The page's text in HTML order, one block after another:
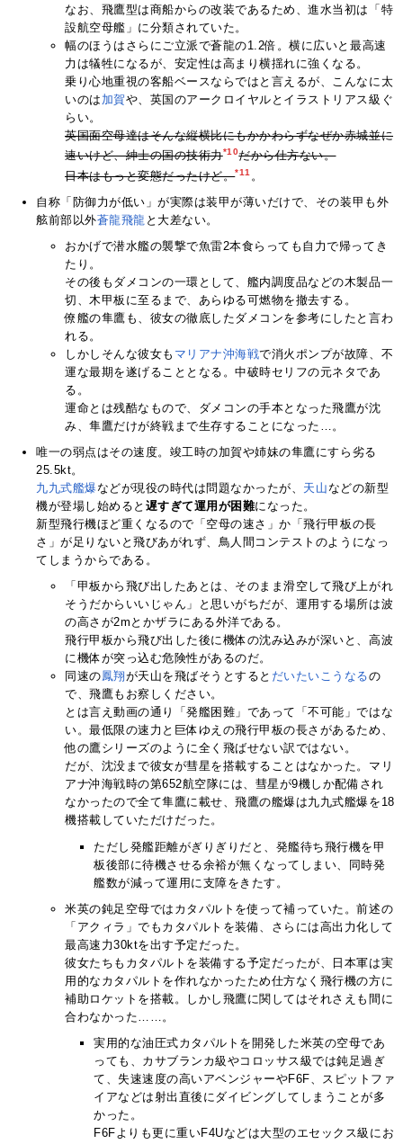
なお、飛鷹型は商船からの改装であるため、進水当初は「特
設航空母艦」に分類されていた。
幅のほうはさらにご立派で蒼龍の1.2倍。横に広いと最高速
力は犠牲になるが、安定性は高まり横揺れに強くなる。
乗り心地重視の客船ベースならではと言えるが、こんなに太
いのは 加賀や、英国のアークロイヤルとイラストリアス級ぐ
らい。
英国面空母達はそんな縦横比にもかかわらずなぜか赤城並に
速いけど、紳士の国の技術力*10だから仕方ない。
日本はもっと変態だったけど。*11 。
自称「防御力が低い」が実際は装甲が薄いだけで、その装甲も外
舷前部以外蒼龍飛龍 と大差ない。
おかげで潜水艦の襲撃で魚雷2本食らっても自力で帰ってき
たり。
その後もダメコンの一環として、艦内調度品などの木製品一
切、木甲板に至るまで、あらゆる可燃物を撤去する。
僚艦の隼鷹も、彼女の徹底したダメコンを参考にしたと言わ
れる。
しかしそんな彼女も マリアナ沖海戦で消火ポンプが故障、不
運な最期を遂げることとなる。中破時セリフの元ネタであ
る。
運命とは残酷なもので、ダメコンの手本となった飛鷹が沈
み、隼鷹だけが終戦まで生存することになった…。
唯一の弱点はその速度。竣工時の加賀や姉妹の隼鷹にすら劣る
25.5kt。
九九式艦爆などが現役の時代は問題なかったが、 天山などの新型
機が登場し始めると 遅すぎて運用が困難になった。
新型飛行機ほど重くなるので「空母の速さ」か「飛行甲板の長
さ」が足りないと飛びあがれず、鳥人間コンテストのようになっ
てしまうからである。
「甲板から飛び出したあとは、そのまま滑空して飛び上がれ
そうだからいいじゃん」と思いがちだが、運用する場所は波
の高さが2mとかザラにある外洋である。
飛行甲板から飛び出した後に機体の沈み込みが深いと、高波
に機体が突っ込む危険性があるのだ。
同速の鳳翔が天山を飛ばそうとすると だいたいこうなるの
で、飛鷹もお察しください。
とは言え動画の通り「発艦困難」であって「不可能」ではな
い。最低限の速力と巨体ゆえの飛行甲板の長さがあるため、
他の鷹シリーズのように全く飛ばせない訳ではない。
だが、沈没まで彼女が彗星を搭載することはなかった。マリ
アナ沖海戦時の第652航空隊には、彗星が9機しか配備され
なかったので全て隼鷹に載せ、飛鷹の艦爆は九九式艦爆を18
機搭載していただけだった。
ただし発艦距離がぎりぎりだと、発艦待ち飛行機を甲
板後部に待機させる余裕が無くなってしまい、同時発
艦数が減って運用に支障をきたす。
米英の鈍足空母ではカタパルトを使って補っていた。前述の
「アクィラ」でもカタパルトを装備、さらには高出力化して
最高速力30ktを出す予定だった。
彼女たちもカタパルトを装備する予定だったが、日本軍は実
用的なカタパルトを作れなかったため仕方なく飛行機の方に
補助ロケットを搭載。しかし飛鷹に関してはそれさえも間に
合わなかった……。
実用的な油圧式カタパルトを開発した米英の空母であ
っても、カサブランカ級やコロッサス級では鈍足過ぎ
て、失速速度の高いアベンジャーやF6F、スピットファ
イアなどは射出直後にダイビングしてしまうことが多
かった。
F6Fよりも更に重いF4Uなどは大型のエセックス級にお